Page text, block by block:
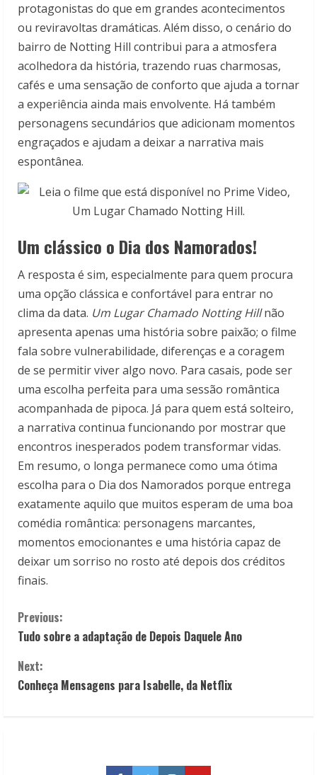
protagonistas do que em grandes acontecimentos
ou reviravoltas dramáticas. Além disso, o cenário do
bairro de Notting Hill contribui para a atmosfera
acolhedora da história, trazendo ruas charmosas,
cafés e uma sensação de conforto que ajuda a tornar
a experiência ainda mais envolvente. Há também
personagens secundários que adicionam momentos
engraçados e ajudam a deixar a narrativa mais
espontânea.
Um clássico o Dia dos Namorados!
A resposta é sim, especialmente para quem procura
uma opção clássica e confortável para entrar no
clima da data. Um Lugar Chamado Notting Hillnão
apresenta apenas uma história sobre paixão; o filme
fala sobre vulnerabilidade, diferenças e a coragem
de se permitir viver algo novo. Para casais, pode ser
uma escolha perfeita para uma sessão romântica
acompanhada de pipoca. Já para quem está solteiro,
a narrativa continua funcionando por mostrar que
encontros inesperados podem transformar vidas.
Em resumo, o longa permanece como uma ótima
escolha para o Dia dos Namorados porque entrega
exatamente aquilo que muitos esperam de uma boa
comédia romântica: personagens marcantes,
momentos emocionantes e uma história capaz de
deixar um sorriso no rosto até depois dos créditos
finais.
C
o
n
Previous:
Tudo sobre a adaptação de Depois Daquele Ano
Next:
Conheça Mensagens para Isabelle, da Netflix